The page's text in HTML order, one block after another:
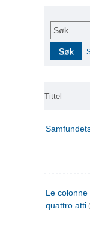
Søk
Søk
Tittel
Le
quattro atti